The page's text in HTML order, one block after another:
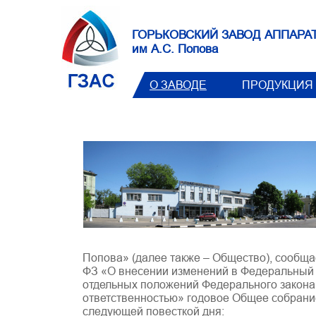
ГОРЬКОВСКИЙ ЗАВОД
им А.С. Попова
О ЗАВОДЕ ПРОДУКЦИЯ
Попова» (далее также – Общество),
ФЗ «О внесении изменений в
отдельных положений Федерального
ответственностью» годовое Общее
следующей повесткой дня: